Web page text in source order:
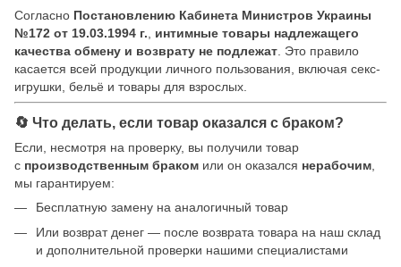
Согласно Постановлению Кабинета Министров Украины
№172 от 19.03.1994 г.
интимные товары надлежащего
качества обмену и возврату не подлежат . Это правило
касается всей продукции личного пользования, включая секс-
игрушки, бельё и товары для взрослых.
🔄 Что делать, если товар оказался с браком?
Если, несмотря на проверку, вы получили товар
с производственным браком или он оказался нерабочим
мы гарантируем:
Бесплатную замену на аналогичный товар
Или возврат денег — после возврата товара на наш склад
и дополнительной проверки нашими специалистами